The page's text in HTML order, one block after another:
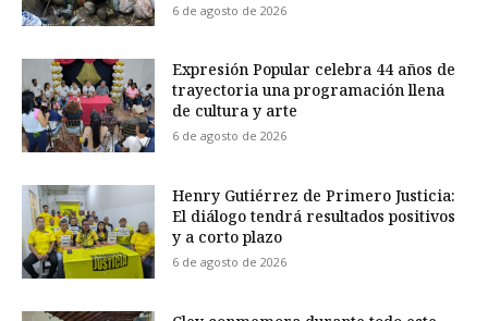
6 de agosto de 2026
Expresión Popular celebra 44 años de
trayectoria una programación llena
de cultura y arte
6 de agosto de 2026
Henry Gutiérrez de Primero Justicia:
El diálogo tendrá resultados positivos
y a corto plazo
6 de agosto de 2026